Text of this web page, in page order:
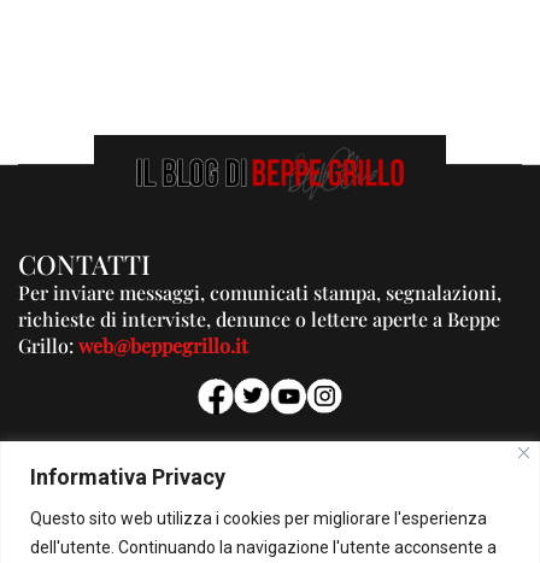
Informativa Privacy
Questo sito web utilizza i cookies per migliorare l'esperienza
dell'utente. Continuando la navigazione l'utente acconsente a
CONTATTI
Per inviare messaggi, comunicati stampa, segnalazioni,
richieste di interviste, denunce o lettere aperte a Beppe
Grillo:web@beppegrillo.it
PUBBLICITA'
Per la tua pubblicità su questo Blog:
pubblicita@beppegrillo.it